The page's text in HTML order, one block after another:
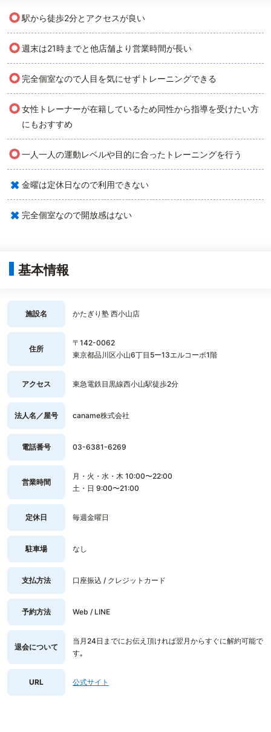
○駅から徒歩2分とアクセスが良い
○週末は21時までと他店舗より営業時間が長い
○ 完全個室なので人目を気にせずトレーニングできる
○女性トレーナーが在籍しているため同性から指導を受けたい方
にもおすすめ
○一人一人の運動レベルや目的に合ったトレーニングを行う
× 金曜は定休日なので利用できない
× 完全個室なので開放感はない
基本情報
施設名 かたぎり塾 西小山店
住所
〒142-0062
東京都品川区小山6丁目5ー13エルコーポ1階
アクセス 東急電鉄目黒線西小山駅徒歩2分
法人名／屋号 caname株式会社
電話番号 03-6381-6269
営業時間
月・火・水・木 10:00〜22:00
土・日 9:00〜21:00
定休日 毎週金曜日
駐車場 なし
支払方法 口座振込 / クレジットカード
予約方法 Web / LINE
退会について
当月24日までにお伝え頂ければ翌月からすぐに解約可能で
す｡
URL 公式サイト